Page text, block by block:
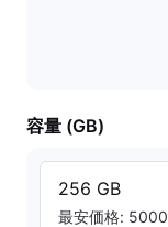
容量 (GB)
256 GB
最安価格: